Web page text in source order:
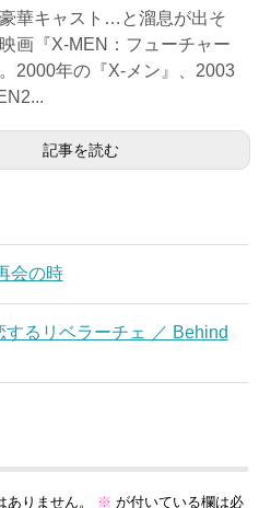
華キャスト…と溜息が出そ
画『X-MEN：フューチャー
2000年の『X-メン』、2003
記事を読む
会の時
するリベラーチェ ／ Behind
りません。 ※ が付いている欄は必